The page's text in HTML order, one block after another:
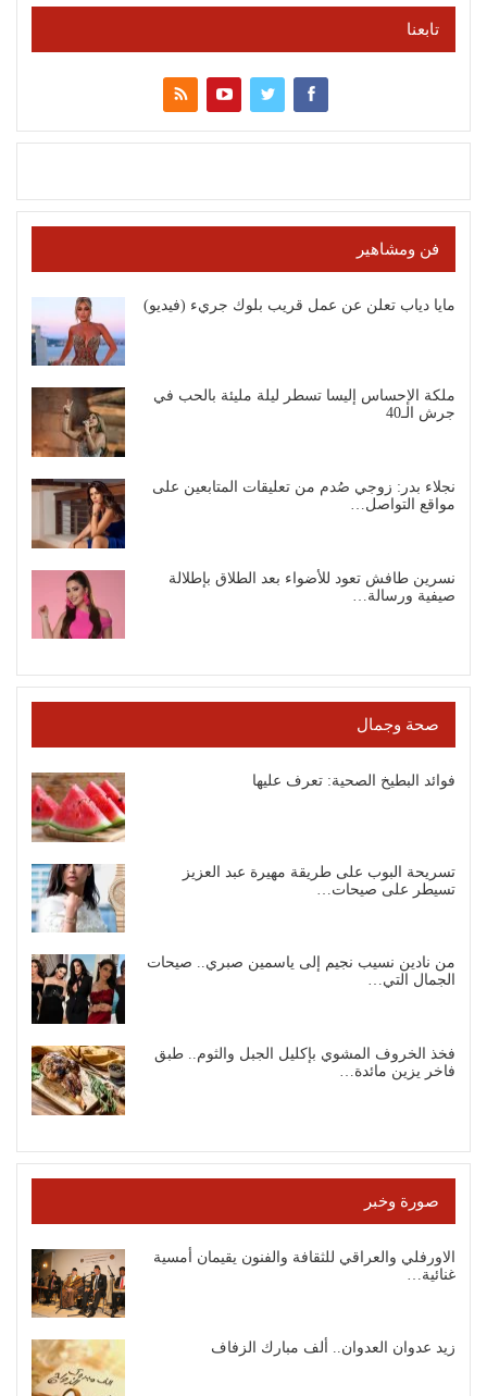
تابعنا
فن ومشاهير
مايا دياب تعلن عن عمل قريب بلوك جريء (فيديو)
ملكة الإحساس إليسا تسطر ليلة مليئة بالحب في
جرش الـ40
نجلاء بدر: زوجي صُدم من تعليقات المتابعين على
مواقع التواصل…
نسرين طافش تعود للأضواء بعد الطلاق بإطلالة
صيفية ورسالة…
صحة وجمال
فوائد البطيخ الصحية: تعرف عليها
تسريحة البوب على طريقة مهيرة عبد العزيز
تسيطر على صيحات…
من نادين نسيب نجيم إلى ياسمين صبري.. صيحات
الجمال التي…
فخذ الخروف المشوي بإكليل الجبل والثوم.. طبق
فاخر يزين مائدة…
صورة وخبر
الاورفلي والعراقي للثقافة والفنون يقيمان أمسية
غنائية…
زيد عدوان العدوان.. ألف مبارك الزفاف